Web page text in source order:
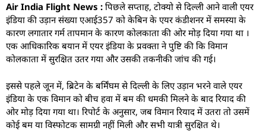
Air India Flight News : पिछले सप्ताह, टोक्यो से दिल्ली आने वाली एयर
इंडिया की उड़ान संख्या एआई357 को केबिन के एयर कंडीशनर में समस्या के
कारण लगातार गर्म तापमान के कारण कोलकाता की ओर मोड़ दिया गया था ।
एक आधिकारिक बयान में एयर इंडिया के प्रवक्ता ने पुष्टि की कि विमान
कोलकाता में सुरक्षित उतर गया और उसकी तकनीकी जांच की गई।
इससे पहले जून में, ब्रिटेन के बर्मिंघम से दिल्ली के लिए उड़ान भरने वाले एयर
इंडिया के एक विमान को बीच हवा में बम की धमकी मिलने के बाद रियाद की
ओर मोड़ दिया गया था। रिपोर्ट के अनुसार, जब विमान रियाद में उतरा तो उसमें
कोई बम या विस्फोटक सामग्री नहीं मिली और सभी यात्री सुरक्षित थे।